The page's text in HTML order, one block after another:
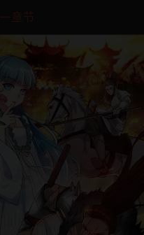
章节